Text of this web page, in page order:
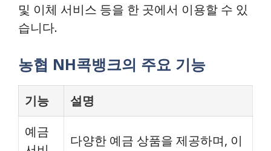
및 이체 서비스 등을 한 곳에서 이용할 수 있
습니다.
농협 NH콕뱅크의 주요 기능
기능
설명
예금
다양한 예금 상품을 제공하며, 이